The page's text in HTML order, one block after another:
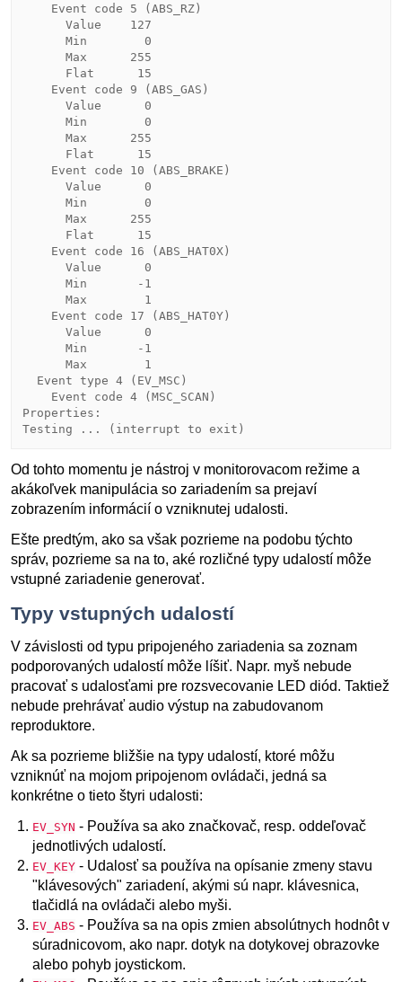
    Event code 5 (ABS_RZ)
      Value    127
      Min        0
      Max      255
      Flat      15
    Event code 9 (ABS_GAS)
      Value      0
      Min        0
      Max      255
      Flat      15
    Event code 10 (ABS_BRAKE)
      Value      0
      Min        0
      Max      255
      Flat      15
    Event code 16 (ABS_HAT0X)
      Value      0
      Min       -1
      Max        1
    Event code 17 (ABS_HAT0Y)
      Value      0
      Min       -1
      Max        1
  Event type 4 (EV_MSC)
    Event code 4 (MSC_SCAN)
Properties:
Od tohto momentu je nástroj v monitorovacom režime a
akákoľvek manipulácia so zariadením sa prejaví
zobrazením informácií o vzniknutej udalosti.
Ešte predtým, ako sa však pozrieme na podobu týchto
správ, pozrieme sa na to, aké rozličné typy udalostí môže
vstupné zariadenie generovať.
Typy vstupných udalostí
V závislosti od typu pripojeného zariadenia sa zoznam
podporovaných udalostí môže líšiť. Napr. myš nebude
pracovať s udalosťami pre rozsvecovanie LED diód. Taktiež
nebude prehrávať audio výstup na zabudovanom
reproduktore.
Ak sa pozrieme bližšie na typy udalostí, ktoré môžu
vzniknúť na mojom pripojenom ovládači, jedná sa
konkrétne o tieto štyri udalosti:
EV_SYN - Používa sa ako značkovač, resp. oddeľovač
jednotlivých udalostí.
EV_KEY - Udalosť sa používa na opísanie zmeny stavu
"klávesových" zariadení, akými sú napr. klávesnica,
tlačidlá na ovládači alebo myši.
EV_ABS - Používa sa na opis zmien absolútnych hodnôt v
súradnicovom, ako napr. dotyk na dotykovej obrazovke
alebo pohyb joystickom.